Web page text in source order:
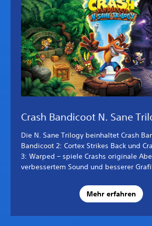
Crash Bandicoot N. Sane
Die N. Sane Trilogy beinhaltet Crash
Bandicoot 2: Cortex Strikes Back und
3: Warped – spiele Crashs originale
verbessertem Sound und besserer
Mehr erfahren